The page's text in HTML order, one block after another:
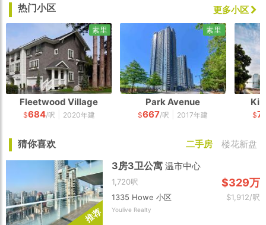
热门小区 更多小区
Fleetwood Village
$684/呎 2020年建
素里
Park Avenue
$667/呎 2017年建
素里
$
猜你喜欢 二手房 楼花新盘
推荐
3房3卫公寓温市中心
1,720呎 $329万
1335 Howe 小区 $1,912/呎
Youlive Realty